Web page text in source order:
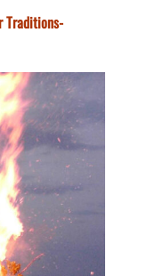
Traditions-